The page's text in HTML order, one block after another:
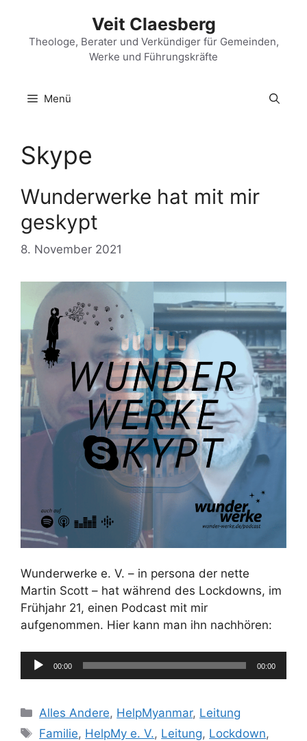
springen
Veit Claesberg
Theologe, Berater und Verkündiger für Gemeinden,
Werke und Führungskräfte
Menü
Skype
Wunderwerke hat mit mir
geskypt
8. November 2021
Wunderwerke e. V. – in persona der nette
Martin Scott – hat während des Lockdowns, im
Frühjahr 21, einen Podcast mit mir
aufgenommen. Hier kann man ihn nachhören:
Audio-
Player
00:00 00:00
Kategorien
Alles Andere, HelpMyanmar, Leitung
Schlagwörter
Familie, HelpMy e. V., Leitung, Lockdown,